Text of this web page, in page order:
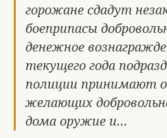
горожане сдадут
боеприпасы
денежное
текущего года
полиции принимают
желающих
дома оружие и…